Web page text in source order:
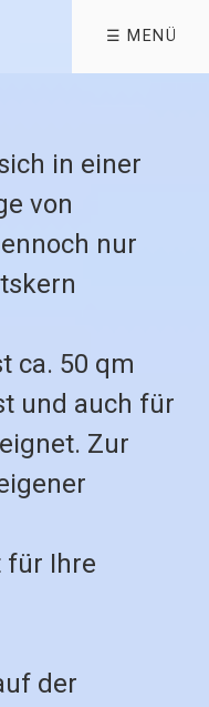
☰ MENÜ
in einer
von
nur
ca. 50 qm
und auch für
Zur
für Ihre
der